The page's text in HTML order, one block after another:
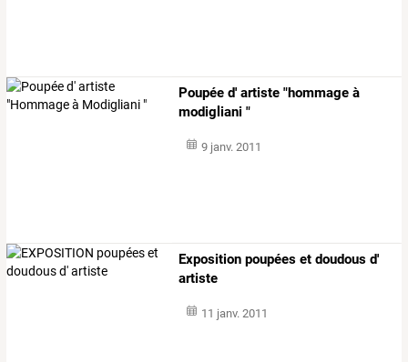
Poupée d' artiste "hommage à
modigliani "
9 janv. 2011
Exposition poupées et doudous d'
artiste
11 janv. 2011